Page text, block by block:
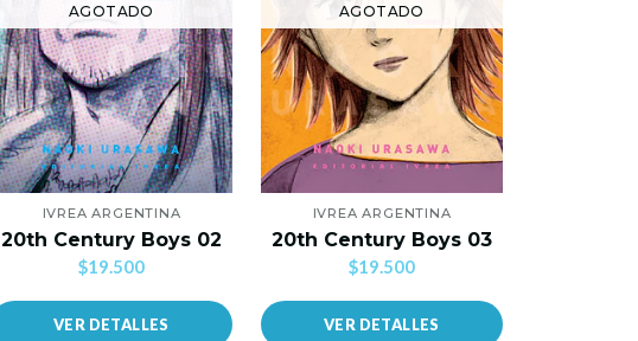
AGOTADO
IVREA ARGENTINA
20th Century Boys 02
$19.500
VER DETALLES
AGOTADO
IVREA ARGENTINA
20th Century Boys 03
$19.500
VER DETALLES